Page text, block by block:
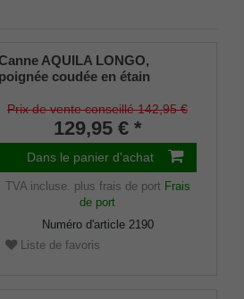
AQUILA LONGO,
poignée coudée en étain
tête d'aigle détaillée, canne en
bois de hêtre teinté noir,
en caoutchouc inclus
Prix de vente conseillé 142,95 €
129,95 € *
Dans le panier d'achat
TVA incluse. plus frais de port Frais
de port
Numéro d'article 2190
Liste de favoris